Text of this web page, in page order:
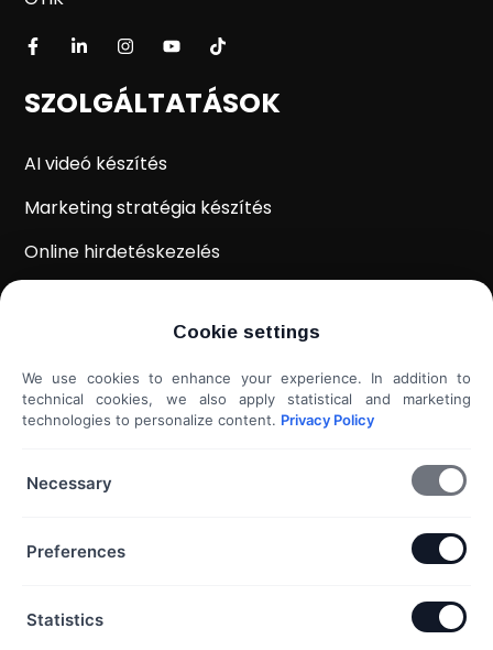
SZOLGÁLTATÁSOK
AI videó készítés
Marketing stratégia készítés
Online hirdetéskezelés
Weboldal kiértékelés
Shoprenter / Unas webshop készítés
Hideg e-mail megkeresés
További szolgáltatások...
+36 20 453 3533
Cookie settings
We use cookies to enhance your experience. In addition to
technical cookies, we also apply statistical and marketing
technologies to personalize content. Privacy Policy
Necessary
Preferences
Statistics